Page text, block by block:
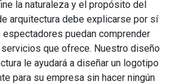
la naturaleza y el propósito del
arquitectura debe explicarse por sí
puedan comprender
que ofrece. Nuestro diseño
le ayudará a diseñar un logotipo
para su empresa sin hacer ningún